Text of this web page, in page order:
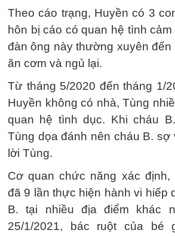
Theo cáo trạng, Huyền có 3
hôn bị cáo có quan hệ tình
đàn ông này thường xuyên đến
ăn cơm và ngủ lại.
Từ tháng 5/2020 đến tháng 1/
Huyền không có nhà, Tùng
quan hệ tình dục. Khi cháu
Tùng dọa đánh nên cháu B. sợ
lời Tùng.
Cơ quan chức năng xác định,
đã 9 lần thực hiện hành vi hiếp
B. tại nhiều địa điểm khác
25/1/2021, bác ruột của bé